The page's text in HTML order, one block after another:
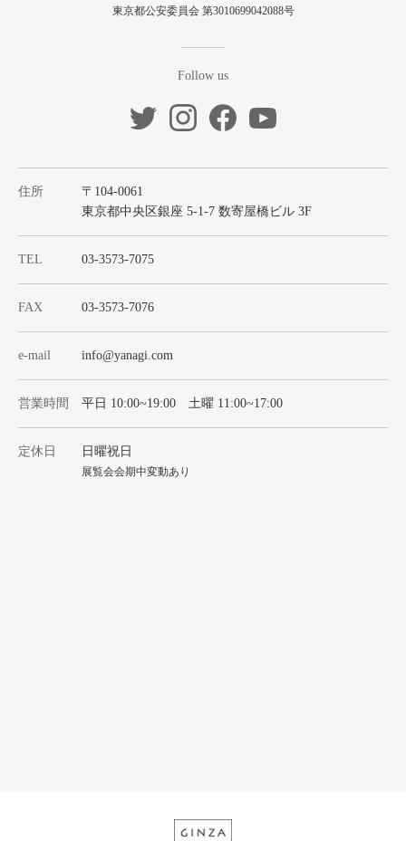
東京都公安委員会 第3010699042088号
Follow us
住所
〒104-0061
東京都中央区銀座 5-1-7 数寄屋橋ビル 3F
TEL 03-3573-7075
FAX 03-3573-7076
e-mail info@yanagi.com
営業時間 平日 10:00~19:00 土曜 11:00~17:00
定休日 日曜祝日
展覧会会期中変動あり